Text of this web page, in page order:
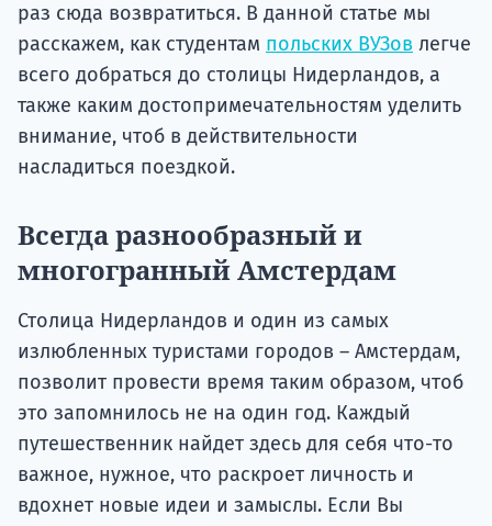
раз сюда возвратиться. В данной статье мы
расскажем, как студентам польских ВУЗов легче
всего добраться до столицы Нидерландов, а
также каким достопримечательностям уделить
внимание, чтоб в действительности
насладиться поездкой.
Всегда разнообразный и
многогранный Амстердам
Столица Нидерландов и один из самых
излюбленных туристами городов – Амстердам,
позволит провести время таким образом, чтоб
это запомнилось не на один год. Каждый
путешественник найдет здесь для себя что-то
важное, нужное, что раскроет личность и
вдохнет новые идеи и замыслы. Если Вы